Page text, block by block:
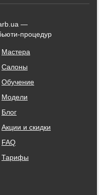
—
процедур
Мастера
Салоны
Обучение
Модели
Блог
Акции и скидки
FAQ
Тарифы